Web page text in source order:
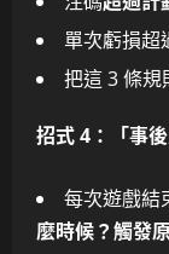
單次虧損超
把這 3 條規
招式 4：「事
每次遊戲結
麼時候？觸發